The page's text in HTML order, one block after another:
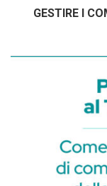
GESTIRE I